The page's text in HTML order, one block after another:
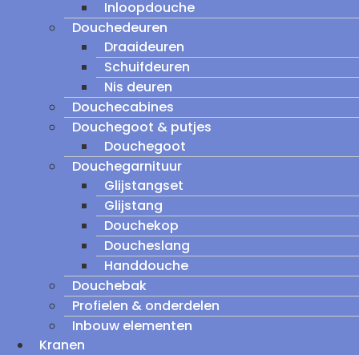
Inloopdouche
Douchedeuren
Draaideuren
Schuifdeuren
Nis deuren
Douchecabines
Douchegoot & putjes
Douchegoot
Douchegarnituur
Glijstangset
Glijstang
Douchekop
Doucheslang
Handdouche
Douchebak
Profielen & onderdelen
Inbouw elementen
Kranen